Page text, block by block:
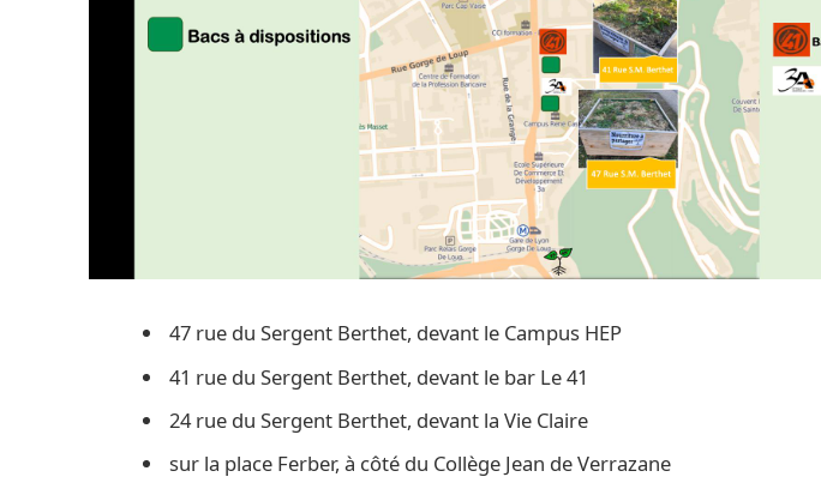
47 rue du Sergent Berthet, devant le Campus HEP
41 rue du Sergent Berthet, devant le bar Le 41
24 rue du Sergent Berthet, devant la Vie Claire
sur la place Ferber, à côté du Collège Jean de Verrazane